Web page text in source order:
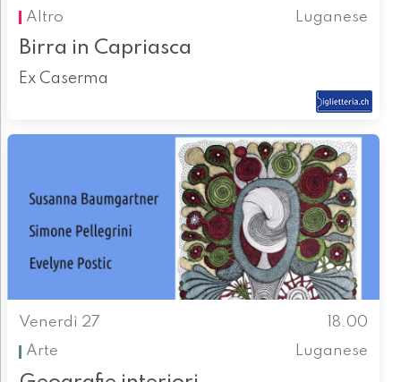
Altro
Luganese
Birra in Capriasca
Ex Caserma
Venerdì 27
18.00
Arte
Luganese